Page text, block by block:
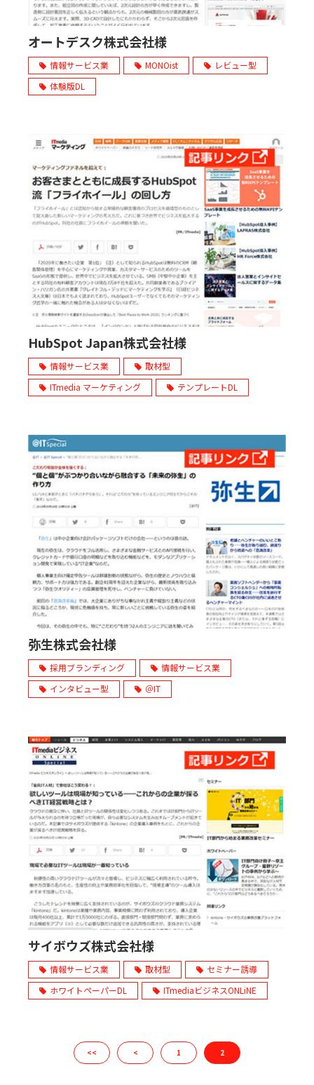
オートデスク株式会社様
情報サービス業 MONOist
レビュー型
体験版DL
HubSpot Japan株式会社様
情報サービス業
取材型
ITmedia マーケティング
テンプレートDL
弥生株式会社様
採用ブランディング
情報サービス業
インタビュー型
＠IT
サイボウズ株式会社様
情報サービス業 取材型
セミナー誘導
ホワイトペーパーDL
ITmediaビジネスONLiNE
<< < 1 2